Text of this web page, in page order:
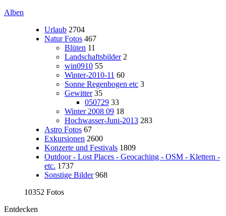
Alben
Urlaub 2704
Natur Fotos 467
Blüten 11
Landschaftsbilder 2
win0910 55
Winter-2010-11 60
Sonne Regenbogen etc 3
Gewitter 35
050729 33
Winter 2008 09 18
Hochwasser-Juni-2013 283
Astro Fotos 67
Exkursionen 2600
Konzerte und Festivals 1809
Outdoor - Lost Places - Geocaching - OSM - Klettern -
etc. 1737
Sonstige Bilder 968
10352 Fotos
Entdecken